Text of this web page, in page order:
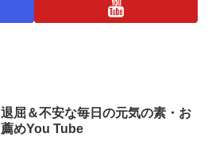
退屈＆不安な毎日の元気の素・お
薦めYou Tube